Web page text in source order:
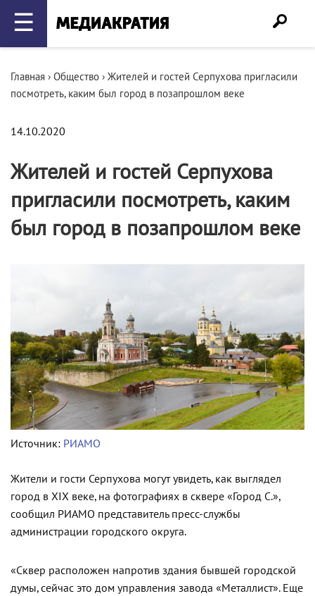
☰
Главная › Общество › Жителей и гостей Серпухова пригласили
посмотреть, каким был город в позапрошлом веке
14.10.2020
Жителей и гостей Серпухова
пригласили посмотреть, каким
был город в позапрошлом веке
Источник: РИАМО
Жители и гости Серпухова могут увидеть, как выглядел
город в XIX веке, на фотографиях в сквере «Город С.»,
сообщил РИАМО представитель пресс-службы
администрации городского округа.
«Сквер расположен напротив здания бывшей городской
думы, сейчас это дом управления завода «Металлист». Еще